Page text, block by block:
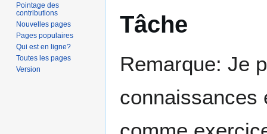
Tâche
Remarque: Je
connaissances
Pointage des
contributions
Nouvelles pages
Pages populaires
Qui est en ligne?
Toutes les pages
Version